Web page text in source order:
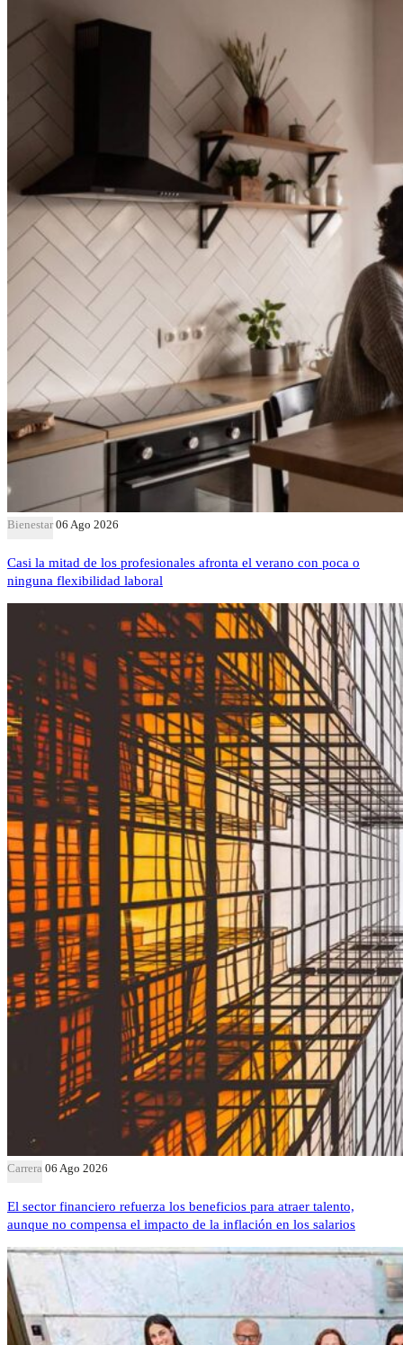
Bienestar 06 Ago 2026
Casi la mitad de los profesionales afronta el verano con poca o
ninguna flexibilidad laboral
Carrera 06 Ago 2026
El sector financiero refuerza los beneficios para atraer talento,
aunque no compensa el impacto de la inflación en los salarios